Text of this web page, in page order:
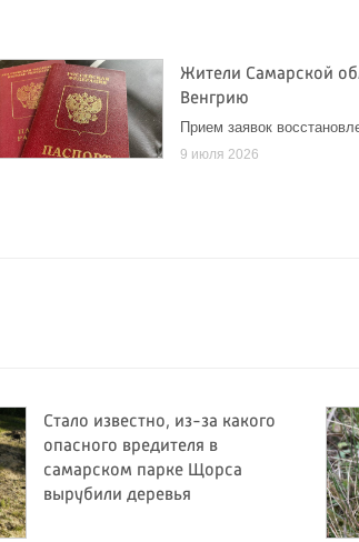
Жители Самарской
Венгрию
Прием заявок
9 июля 2026
Стало известно, из-за какого
опасного вредителя в
самарском парке Щорса
вырубили деревья